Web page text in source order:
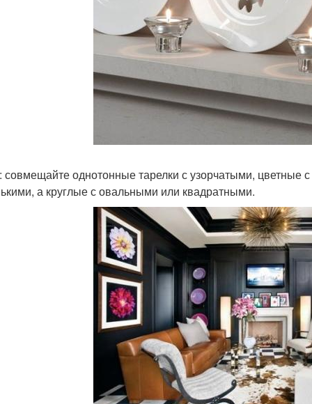
совмещайте однотонные тарелки с узорчатыми, цветные
а круглые с овальными или квадратными.